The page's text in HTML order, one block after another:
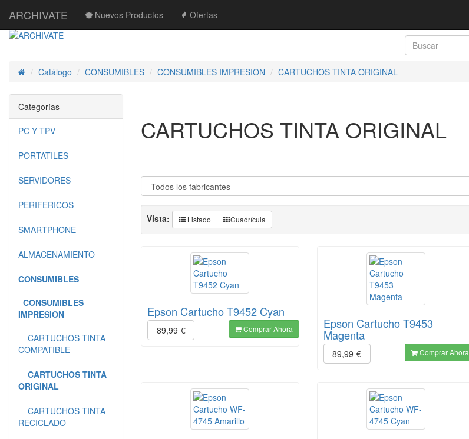
ARCHIVATE Nuevos Productos Ofertas
InicioCatálogo CONSUMIBLES CONSUMIBLES IMPRESION CARTUCHOS TINTA ORIGINAL
CARTUCHOS TINTA ORIGINAL
Vista: Listado Cuadrícula
Epson Cartucho T9452 Cyan
89,99 € Comprar Ahora Epson Cartucho T9453
Magenta
89,99 € Comprar Ahora
Categorías
PC Y TPV
PORTATILES
SERVIDORES
PERIFERICOS
SMARTPHONE
ALMACENAMIENTO
CONSUMIBLES
CONSUMIBLES
IMPRESION
CARTUCHOS TINTA
COMPATIBLE
CARTUCHOS TINTA
ORIGINAL
CARTUCHOS TINTA
RECICLADO